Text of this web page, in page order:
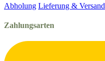
Abholung Lieferung & Versand
Zahlungsarten